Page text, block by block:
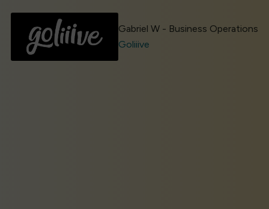
Gabriel W - Business Operations
Goliiive